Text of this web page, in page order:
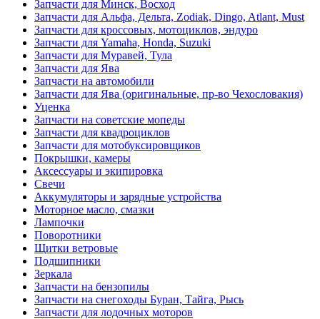
Запчасти для Минск, Восход
Запчасти для Альфа, Дельта, Zodiak, Dingo, Atlant, Must
Запчасти для кроссовых, мотоциклов, эндуро
Запчасти для Yamaha, Honda, Suzuki
Запчасти для Муравей, Тула
Запчасти для Ява
Запчасти на автомобили
Запчасти для Ява (оригинальные, пр-во Чехословакия)
Уценка
Запчасти на советские мопеды
Запчасти для квадроциклов
Запчасти для мотобуксировщиков
Покрышки, камеры
Аксессуары и экипировка
Свечи
Аккумуляторы и зарядные устройства
Моторное масло, смазки
Лампочки
Поворотники
Щитки ветровые
Подшипники
Зеркала
Запчасти на бензопилы
Запчасти на снегоходы Буран, Тайга, Рысь
Запчасти для лодочных моторов